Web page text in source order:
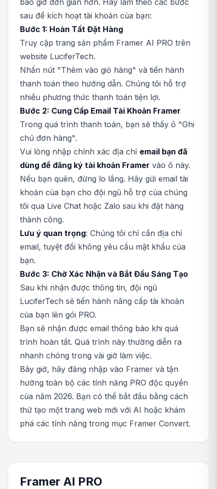
bao giờ đơn giản hơn. Hãy làm theo các bước
sau để kích hoạt tài khoản của bạn:
Bước 1: Hoàn Tất Đặt Hàng
Truy cập trang sản phẩm Framer AI PRO trên
website LuciferTech.
Nhấn nút "Thêm vào giỏ hàng" và tiến hành
thanh toán theo hướng dẫn. Chúng tôi hỗ trợ
nhiều phương thức thanh toán tiện lợi.
Bước 2: Cung Cấp Email Tài Khoản Framer
Trong quá trình thanh toán, bạn sẽ thấy ô "Ghi
chú đơn hàng".
Vui lòng nhập chính xác địa chỉ email bạn đã
dùng để đăng ký tài khoản Framer vào ô này.
Nếu bạn quên, đừng lo lắng. Hãy gửi email tài
khoản của bạn cho đội ngũ hỗ trợ của chúng
tôi qua Live Chat hoặc Zalo sau khi đặt hàng
thành công.
Lưu ý quan trọng: Chúng tôi chỉ cần địa chỉ
email, tuyệt đối không yêu cầu mật khẩu của
bạn.
Bước 3: Chờ Xác Nhận và Bắt Đầu Sáng Tạo
Sau khi nhận được thông tin, đội ngũ
LuciferTech sẽ tiến hành nâng cấp tài khoản
của bạn lên gói PRO.
Bạn sẽ nhận được email thông báo khi quá
trình hoàn tất. Quá trình này thường diễn ra
nhanh chóng trong vài giờ làm việc.
Bây giờ, hãy đăng nhập vào Framer và tận
hưởng toàn bộ các tính năng PRO độc quyền
của năm 2026. Bạn có thể bắt đầu bằng cách
thử tạo một trang web mới với AI hoặc khám
phá các tính năng trong mục Framer Convert.
Framer AI PRO